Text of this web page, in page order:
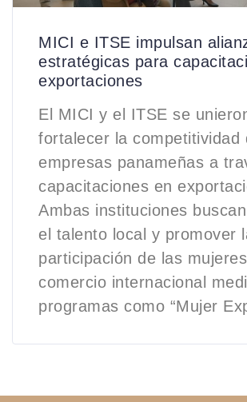
MICI e ITSE impulsan
estratégicas para
exportaciones
El MICI y el ITSE se
fortalecer la competitividad
empresas panameñas a
capacitaciones en
Ambas instituciones
el talento local y promover
participación de las
comercio internacional
programas como “Mujer